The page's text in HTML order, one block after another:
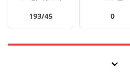
193/45 0